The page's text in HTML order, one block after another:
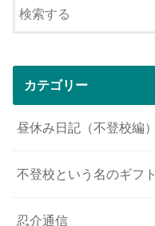
カテゴリー
昼休み日記（不登校編）
不登校という名のギフト
忍介通信